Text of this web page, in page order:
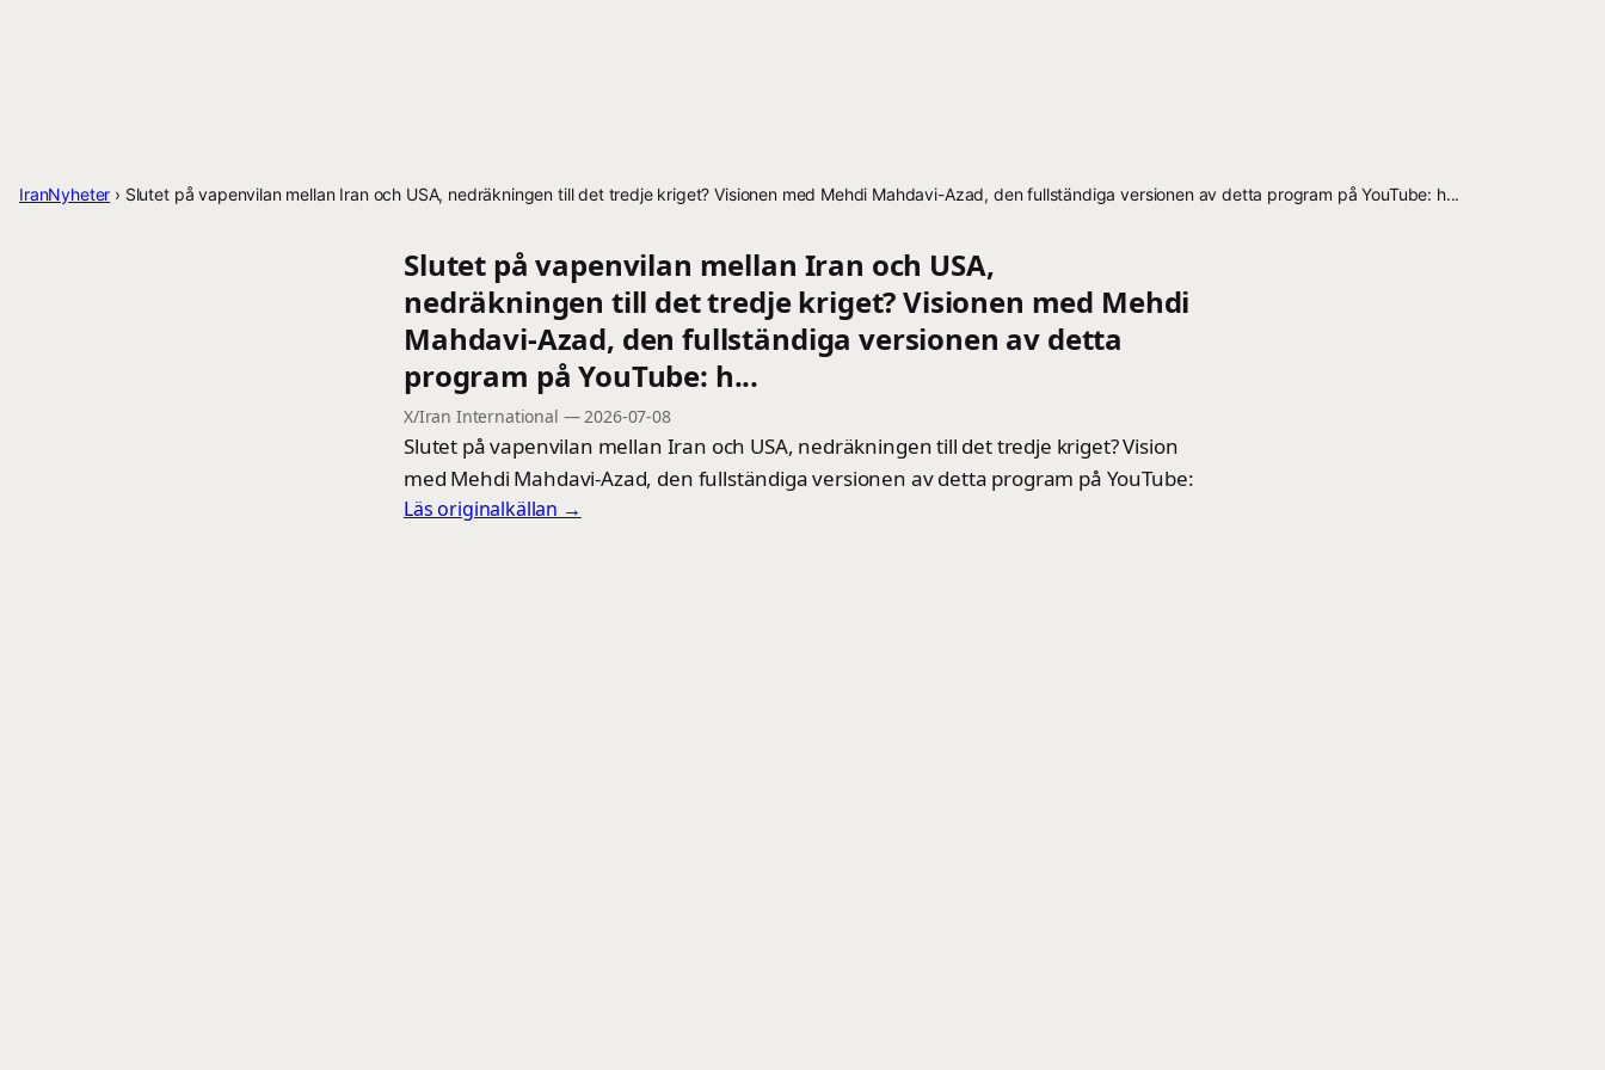
IranNyheter › Slutet på vapenvilan mellan Iran och USA, nedräkningen till det tredje kriget? Visionen med Mehdi Mahdavi-Azad, den fullständiga versionen av detta program på YouTube: h...
Slutet på vapenvilan mellan Iran och USA,
nedräkningen till det tredje kriget? Visionen med Mehdi
Mahdavi-Azad, den fullständiga versionen av detta
program på YouTube: h...
X/Iran International —2026-07-08
Slutet på vapenvilan mellan Iran och USA, nedräkningen till det tredje kriget? Vision
med Mehdi Mahdavi-Azad, den fullständiga versionen av detta program på YouTube:
Läs originalkällan →